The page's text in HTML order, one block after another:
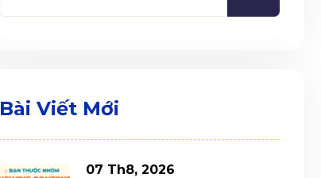
Bài Viết Mới
07 Th8, 2026